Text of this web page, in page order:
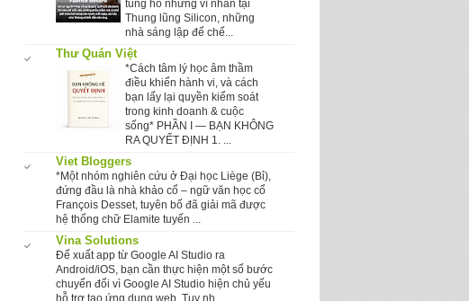
tung hô những vĩ nhân tại
Thung lũng Silicon, những
nhà sáng lập đế chế...
Thư Quán Việt
*Cách tâm lý học âm thầm
điều khiển hành vi, và cách
bạn lấy lại quyền kiểm soát
trong kinh doanh & cuộc
sống* PHẦN I — BẠN KHÔNG
RA QUYẾT ĐỊNH 1. ...
Viet Bloggers
*Một nhóm nghiên cứu ở Đại học Liège (Bỉ),
đứng đầu là nhà khảo cổ – ngữ văn học cổ
François Desset, tuyên bố đã giải mã được
hệ thống chữ Elamite tuyến ...
Vina Solutions
Để xuất app từ Google AI Studio ra
Android/iOS, bạn cần thực hiện một số bước
chuyển đổi vì Google AI Studio hiện chủ yếu